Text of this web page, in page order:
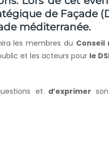
de Façade
méditerranée.
les membres du
et les acteurs pour le
et d’exprimer